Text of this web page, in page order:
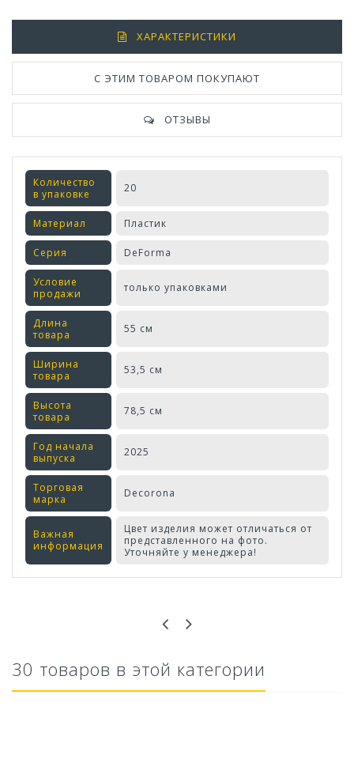
ХАРАКТЕРИСТИКИ
С ЭТИМ ТОВАРОМ ПОКУПАЮТ
ОТЗЫВЫ
Количество
в упаковке
20
Материал Пластик
Серия DeForma
Условие
продажи
только упаковками
Длина
товара
55 см
Ширина
товара
53,5 см
Высота
товара
78,5 см
Год начала
выпуска
2025
Торговая
марка
Decorona
Важная
информация
Цвет изделия может отличаться от
представленного на фото.
Уточняйте у менеджера!
30 товаров в этой категории